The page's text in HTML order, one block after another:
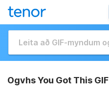
Ogvhs You Got This GIF